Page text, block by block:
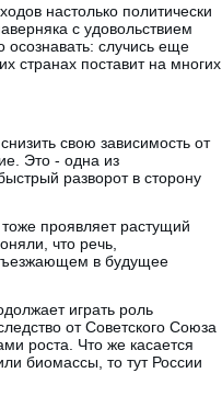
настолько политически
с удовольствием
осознавать: случись еще
странах поставит на многих
свою зависимость от
Это - одна из
разворот в сторону
проявляет растущий
что речь,
в будущее
играть роль
от Советского Союза
роста. Что же касается
биомассы, то тут России